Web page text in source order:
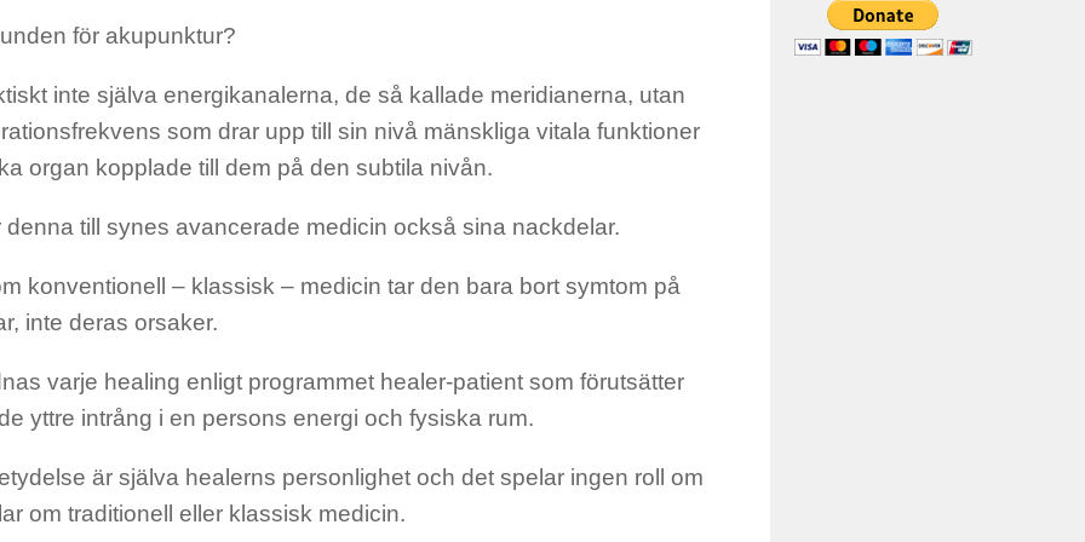
för akupunktur?
inte själva energikanalerna, de så kallade meridianerna, utan
som drar upp till sin nivå mänskliga vitala funktioner
organ kopplade till dem på den subtila nivån.
denna till synes avancerade medicin också sina nackdelar.
konventionell – klassisk – medicin tar den bara bort symtom på
inte deras orsaker.
varje healing enligt programmet healer-patient som förutsätter
yttre intrång i en persons energi och fysiska rum.
är själva healerns personlighet och det spelar ingen roll om
om traditionell eller klassisk medicin.